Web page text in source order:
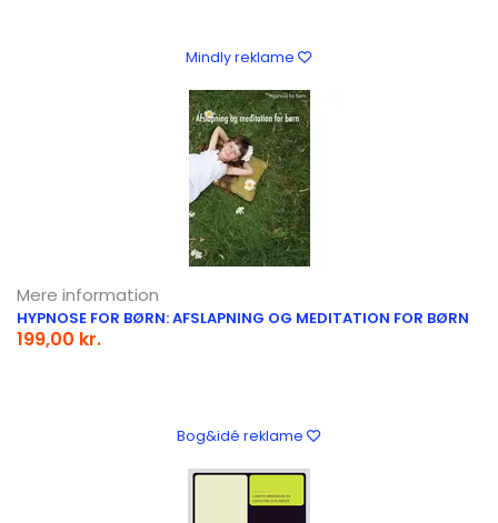
Mindly reklame
Mere information
HYPNOSE FOR BØRN: AFSLAPNING OG MEDITATION FOR BØRN
199,00 kr.
Bog&idé reklame